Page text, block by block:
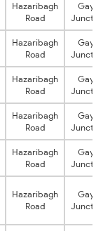
Hazaribagh
Road
Gaya
Hazaribagh
Road
Gaya
Hazaribagh
Road
Gaya
Hazaribagh
Road
Gaya
Hazaribagh
Road
Gaya
Hazaribagh
Road
Gaya